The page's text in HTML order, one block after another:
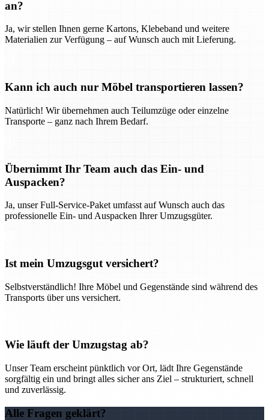
an?
Ja, wir stellen Ihnen gerne Kartons, Klebeband und weitere
Materialien zur Verfügung – auf Wunsch auch mit Lieferung.
Kann ich auch nur Möbel transportieren lassen?
Natürlich! Wir übernehmen auch Teilumzüge oder einzelne
Transporte – ganz nach Ihrem Bedarf.
Übernimmt Ihr Team auch das Ein- und
Auspacken?
Ja, unser Full-Service-Paket umfasst auf Wunsch auch das
professionelle Ein- und Auspacken Ihrer Umzugsgüter.
Ist mein Umzugsgut versichert?
Selbstverständlich! Ihre Möbel und Gegenstände sind während des
Transports über uns versichert.
Wie läuft der Umzugstag ab?
Unser Team erscheint pünktlich vor Ort, lädt Ihre Gegenstände
sorgfältig ein und bringt alles sicher ans Ziel – strukturiert, schnell
und zuverlässig.
Alle Fragen geklärt?